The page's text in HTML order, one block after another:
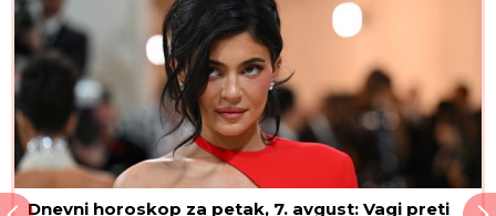
Dnevni horoskop za petak, 7. avgust: Vagi preti